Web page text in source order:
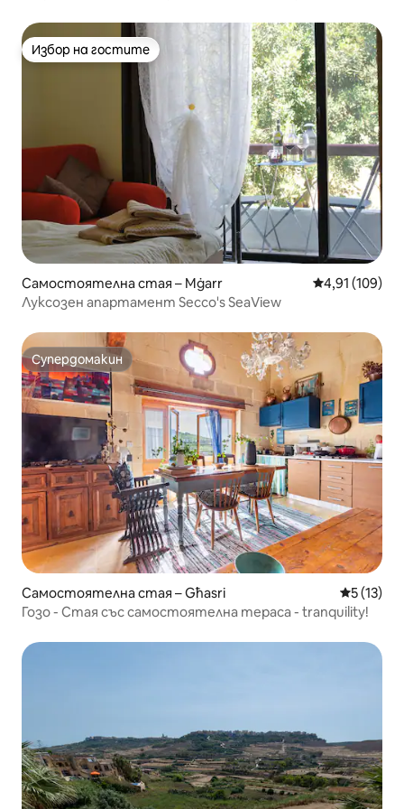
Избор на гостите
Избор на гостите
Самостоятелна стая – Mġarr Средна
4,91 (109)
Луксозен апартамент Secco's SeaView
Супердомакин
Супердомакин
Самостоятелна стая – Għasri Средна
5 (13)
Гозо - Стая със самостоятелна тераса - tranquility!